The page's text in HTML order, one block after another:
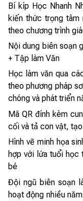
Bí kíp Học Nhanh
kiến thức trọng
theo chương trình
Nội dung biên soạn
+ Tập làm Văn
Học làm văn qua
theo phương pháp
chóng và phát triển
Mã QR đính kèm
cối và tả con vật,
Hình vẽ minh họa
hợp với lứa tuổi học
bé
Đội ngũ biên soạn
hoạt động nhiều